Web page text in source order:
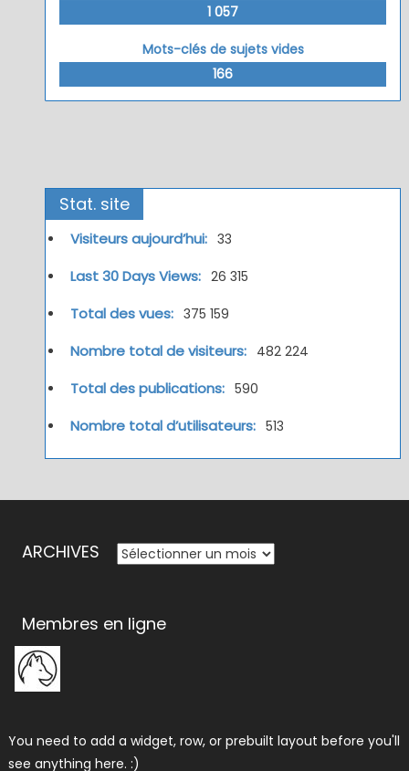
1 057
Mots-clés de sujets vides
166
Stat. site
Visiteurs aujourd’hui: 33
Last 30 Days Views: 26 315
Total des vues: 375 159
Nombre total de visiteurs: 482 224
Total des publications: 590
Nombre total d’utilisateurs: 513
ARCHIVES ARCHIVES
Membres en ligne
You need to add a widget, row, or prebuilt layout before you'll
see anything here. :)